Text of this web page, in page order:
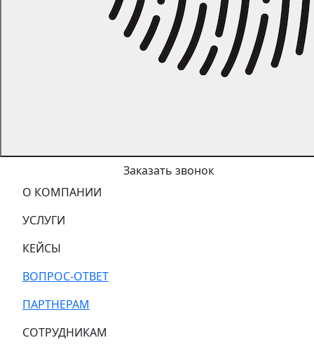
Заказать звонок
О КОМПАНИИ
УСЛУГИ
КЕЙСЫ
ВОПРОС-ОТВЕТ
ПАРТНЕРАМ
СОТРУДНИКАМ